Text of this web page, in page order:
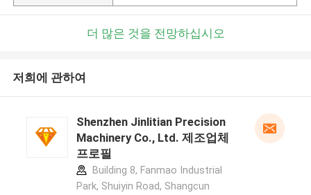
더 많은 것을 전망하십시오
저희에 관하여
Shenzhen Jinlitian Precision
Machinery Co., Ltd. 제조업체
프로필
Building 8, Fanmao Industrial
Park, Shuiyin Road, Shangcun